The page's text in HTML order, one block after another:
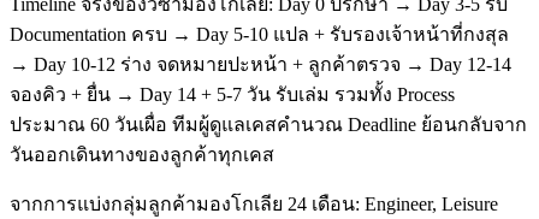
Timeline จริงของวีซ่ามองโกเลีย: Day 0 ปรึกษา → Day 3-5 รับ
Documentation ครบ → Day 5-10 แปล + รับรองเจ้าหน้าที่กงสุล
→ Day 10-12 ร่าง จดหมายปะหน้า + ลูกค้าตรวจ → Day 12-14
จองคิว + ยื่น → Day 14 + 5-7 วัน รับเล่ม รวมทั้ง Process
ประมาณ 60 วันเผื่อ ทีมผู้ดูแลเคสคำนวณ Deadline ย้อนกลับจาก
วันออกเดินทางของลูกค้าทุกเคส
จากการแบ่งกลุ่มลูกค้ามองโกเลีย 24 เดือน: Engineer, Leisure